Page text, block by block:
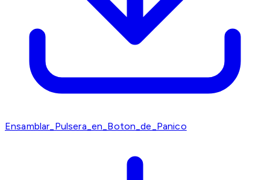
Ensamblar_Pulsera_en_Boton_de_Panico